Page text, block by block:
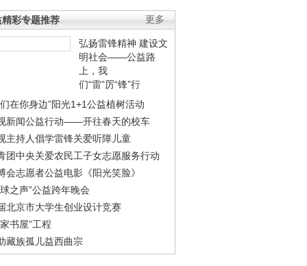
更多
彩专题推荐
弘扬雷锋精神 建设文
明社会——公益路
上，我
们“雷”厉“锋”行
在你身边”阳光1+1公益植树活动
新闻公益行动——开往春天的校车
主持人倡学雷锋关爱听障儿童
团中央关爱农民工子女志愿服务行动
会志愿者公益电影《阳光笑脸》
之声”公益跨年晚会
北京市大学生创业设计竞赛
书屋”工程
藏族孤儿益西曲宗